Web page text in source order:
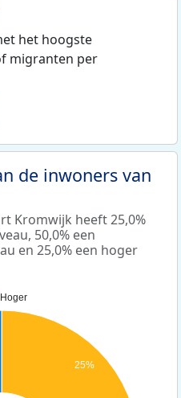
het hoogste
migranten per
de inwoners van
Kromwijk heeft 25,0%
50,0% een
en 25,0% een hoger
Hoger
25%